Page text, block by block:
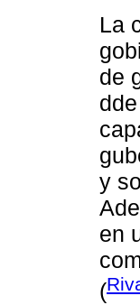
La
de
y
en
(